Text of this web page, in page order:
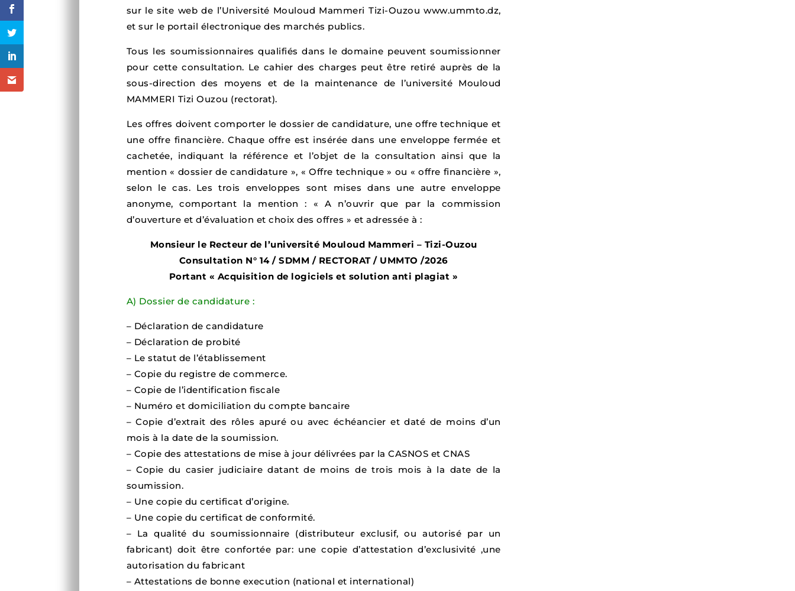
sur le site web de l’Université Mouloud Mammeri Tizi-Ouzou www.ummto.dz,
et sur le portail électronique des marchés publics.
Tous les soumissionnaires qualifiés dans le domaine peuvent soumissionner
pour cette consultation. Le cahier des charges peut être retiré auprès de la
sous-direction des moyens et de la maintenance de l’université Mouloud
MAMMERI Tizi Ouzou (rectorat).
Les offres doivent comporter le dossier de candidature, une offre technique et
une offre financière. Chaque offre est insérée dans une enveloppe fermée et
cachetée, indiquant la référence et l’objet de la consultation ainsi que la
mention « dossier de candidature », « Offre technique » ou « offre financière »,
selon le cas. Les trois enveloppes sont mises dans une autre enveloppe
anonyme, comportant la mention : « A n’ouvrir que par la commission
d’ouverture et d’évaluation et choix des offres » et adressée à :
Monsieur le Recteur de l’université Mouloud Mammeri – Tizi-Ouzou
Consultation N° 14 / SDMM / RECTORAT / UMMTO /2026
Portant « Acquisition de logiciels et solution anti plagiat »
A) Dossier de candidature :
– Déclaration de candidature
– Déclaration de probité
– Le statut de l’établissement
– Copie du registre de commerce.
– Copie de l’identification fiscale
– Numéro et domiciliation du compte bancaire
– Copie d’extrait des rôles apuré ou avec échéancier et daté de moins d’un
mois à la date de la soumission.
– Copie des attestations de mise à jour délivrées par la CASNOS et CNAS
– Copie du casier judiciaire datant de moins de trois mois à la date de la
soumission.
– Une copie du certificat d’origine.
– Une copie du certificat de conformité.
– La qualité du soumissionnaire (distributeur exclusif, ou autorisé par un
fabricant) doit être confortée par: une copie d’attestation d’exclusivité ,une
autorisation du fabricant
– Attestations de bonne execution (national et international)